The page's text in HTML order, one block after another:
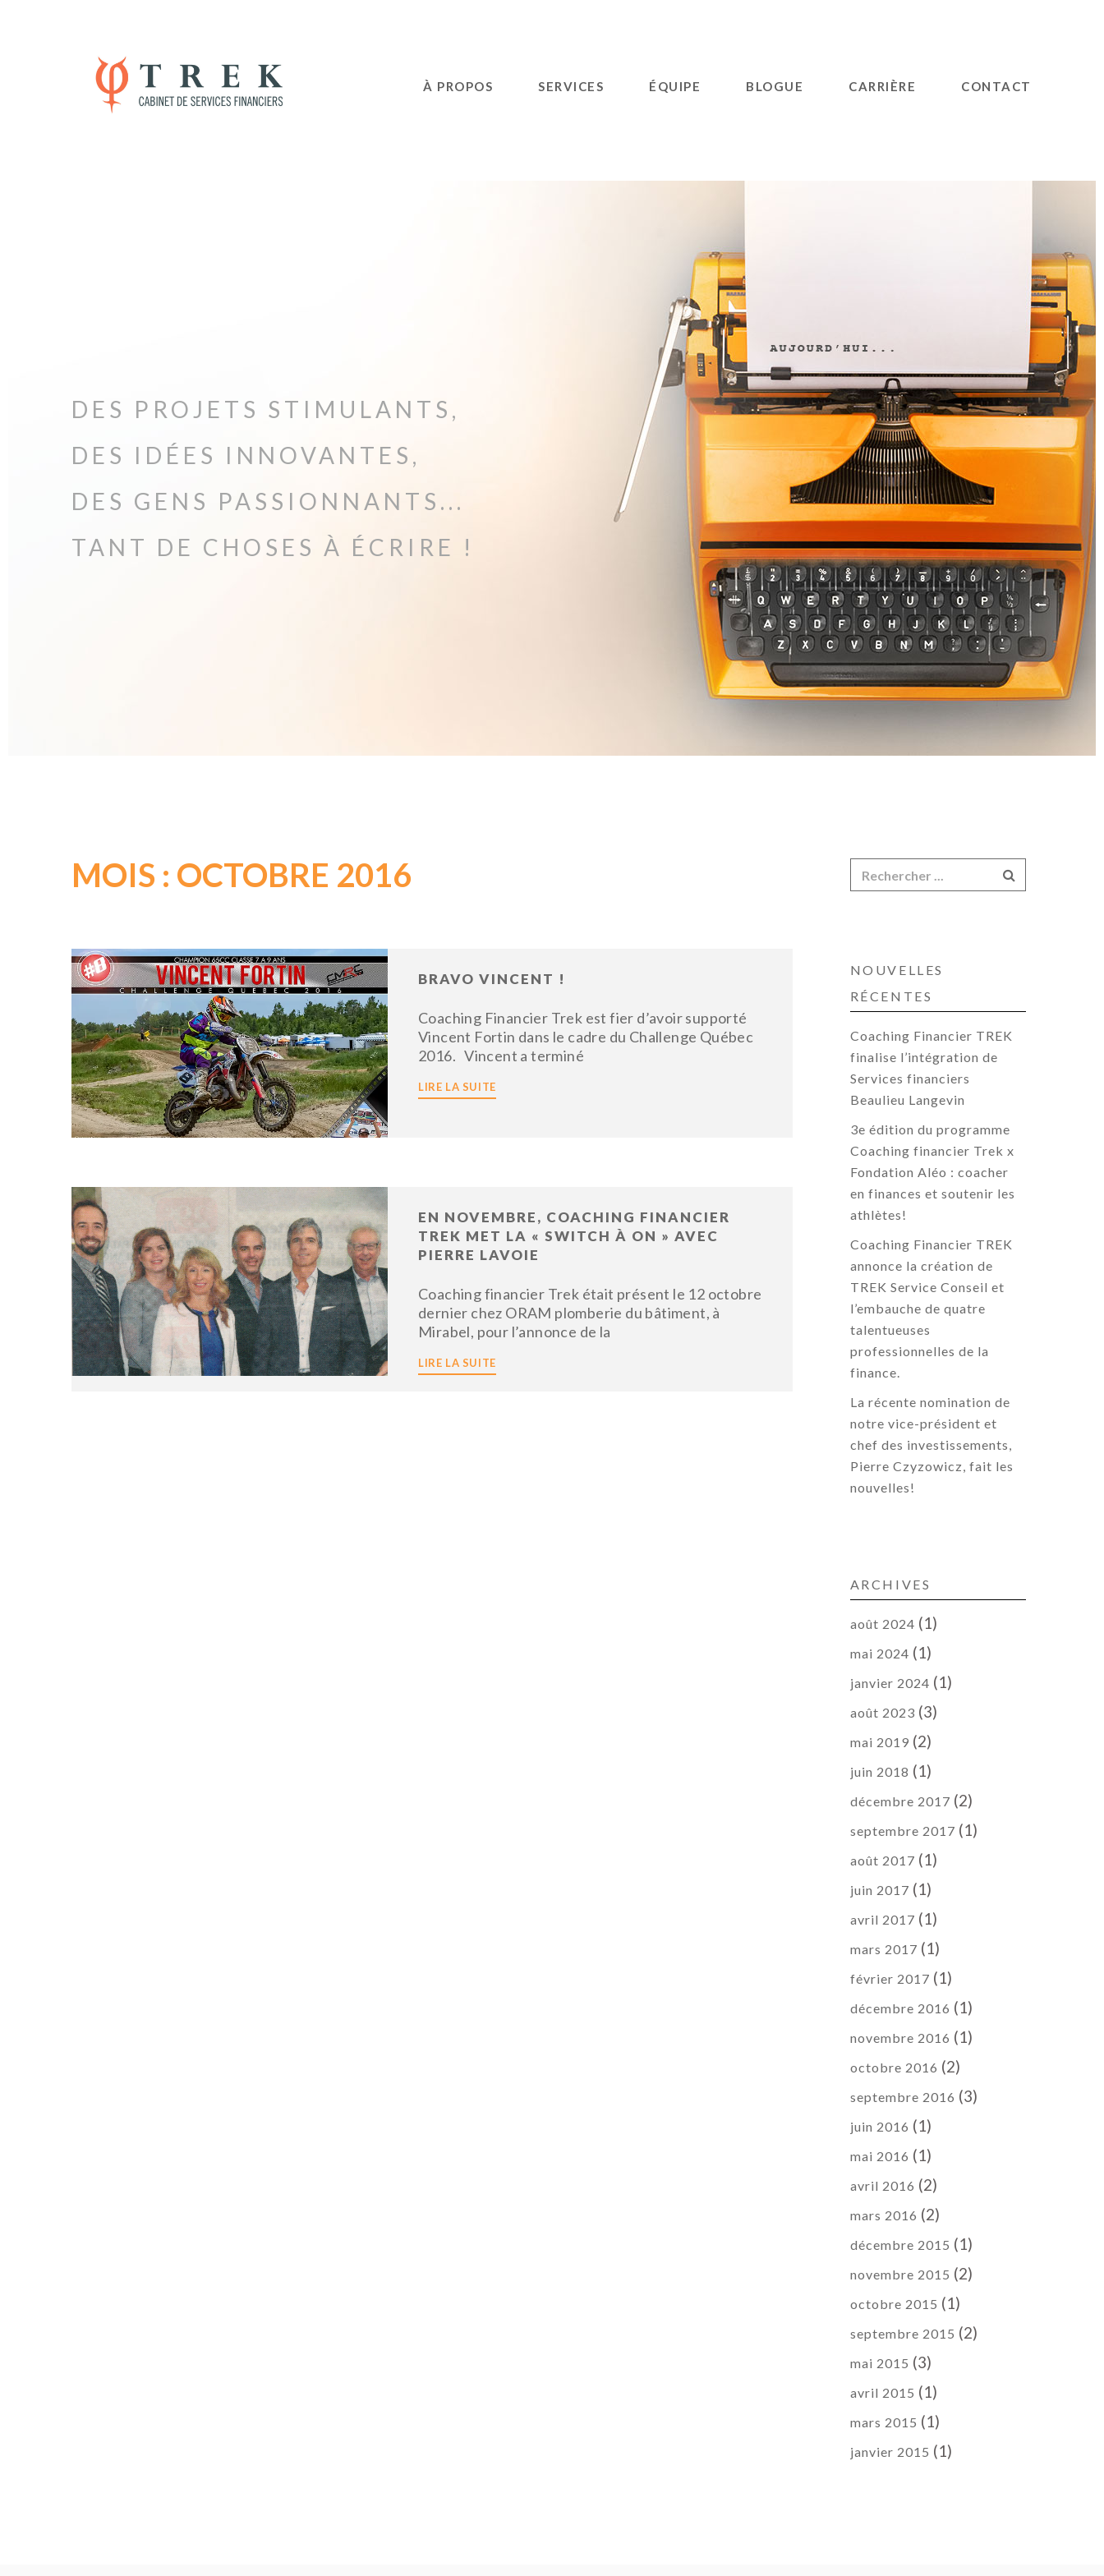
À PROPOS SERVICES ÉQUIPE BLOGUE CARRIÈRE CONTACT
DES PROJETS STIMULANTS,
DES IDÉES INNOVANTES,
DES GENS PASSIONNANTS...
TANT DE CHOSES À ÉCRIRE !
MOIS : OCTOBRE 2016
BRAVO VINCENT !
Coaching Financier Trek est fier d’avoir supporté
Vincent Fortin dans le cadre du Challenge Québec
2016. Vincent a terminé
LIRE LA SUITE
EN NOVEMBRE, COACHING FINANCIER
TREK MET LA « SWITCH À ON » AVEC
PIERRE LAVOIE
Coaching financier Trek était présent le 12 octobre
dernier chez ORAM plomberie du bâtiment, à
Mirabel, pour l’annonce de la
LIRE LA SUITE
NOUVELLES
RÉCENTES
Coaching Financier TREK
finalise l’intégration de
Services financiers
Beaulieu Langevin
3e édition du programme
Coaching financier Trek x
Fondation Aléo : coacher
en finances et soutenir les
athlètes!
Coaching Financier TREK
annonce la création de
TREK Service Conseil et
l’embauche de quatre
talentueuses
professionnelles de la
finance.
La récente nomination de
notre vice-président et
chef des investissements,
Pierre Czyzowicz, fait les
nouvelles!
ARCHIVES
août 2024 (1)
mai 2024 (1)
janvier 2024 (1)
août 2023 (3)
mai 2019 (2)
juin 2018 (1)
décembre 2017 (2)
septembre 2017 (1)
août 2017 (1)
juin 2017 (1)
avril 2017 (1)
mars 2017 (1)
février 2017 (1)
décembre 2016 (1)
novembre 2016 (1)
octobre 2016 (2)
septembre 2016 (3)
juin 2016 (1)
mai 2016 (1)
avril 2016 (2)
mars 2016 (2)
décembre 2015 (1)
novembre 2015 (2)
octobre 2015 (1)
septembre 2015 (2)
mai 2015 (3)
avril 2015 (1)
mars 2015 (1)
janvier 2015 (1)